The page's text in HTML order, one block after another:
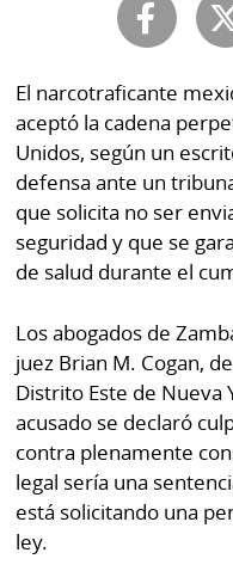
Buscador
Catálogos
Lotería
Kiosko
digital
RSS
Temas
Autores
Notas
al
lector
prácticas
OTROS
SITIOS
Metro
por
Mi
El narcotraficante
aceptó la cadena
Unidos, según un
defensa ante un
que solicita no ser
seguridad y que se
de salud durante el
Los abogados de
juez Brian M. Cogan,
Distrito Este de Nueva
acusado se declaró
contra plenamente
legal sería una
está solicitando una
ley.